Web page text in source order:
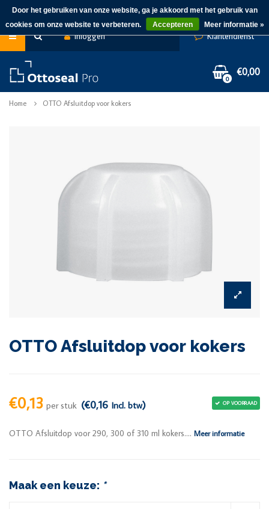
Inloggen Klantendienst
0
€0,00
Home OTTO Afsluitdop voor kokers
OTTO Afsluitdop voor kokers
€0,13 per stuk (€0,16 Incl. btw) OP VOORRAAD
OTTO Afsluitdop voor 290, 300 of 310 ml kokers.... Meer informatie
Maak een keuze: *
Door het gebruiken van onze website, ga je akkoord met het gebruik van
cookies om onze website te verbeteren.
Accepteren Meer informatie »